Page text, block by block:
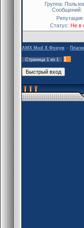
Группа:
Сообщений:
Репутация:
Статус: Не в
AMX Mod X Форум »
Страница 1 из 1 1